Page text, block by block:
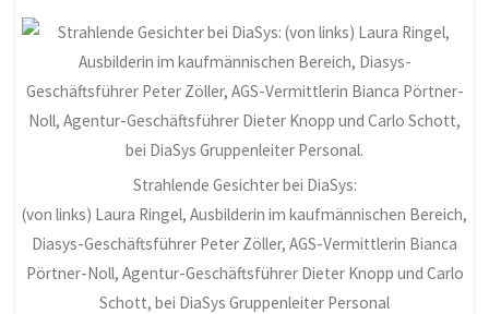
Strahlende Gesichter bei DiaSys:
(von links) Laura Ringel, Ausbilderin im kaufmännischen Bereich,
Diasys-Geschäftsführer Peter Zöller, AGS-Vermittlerin Bianca
Pörtner-Noll, Agentur-Geschäftsführer Dieter Knopp und Carlo
Schott, bei DiaSys Gruppenleiter Personal